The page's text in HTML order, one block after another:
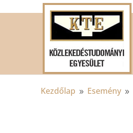
Kezdőlap 9 Esemény 9